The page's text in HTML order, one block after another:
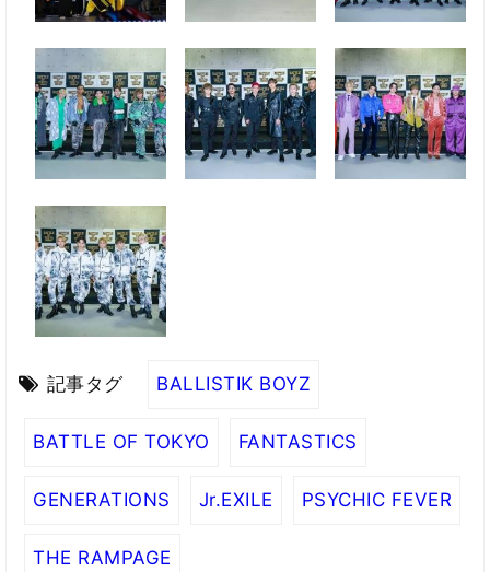
記事タグ BALLISTIK BOYZ
BATTLE OF TOKYO FANTASTICS
GENERATIONS Jr.EXILE PSYCHIC FEVER
THE RAMPAGE